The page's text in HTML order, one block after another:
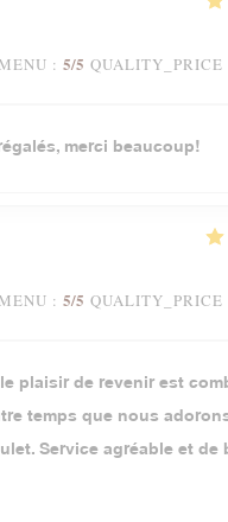
MENU : 5/5 QUALITY_PRICE
merci beaucoup!
MENU : 5/5 QUALITY_PRICE
plaisir de revenir est
temps que nous
Service agréable et de